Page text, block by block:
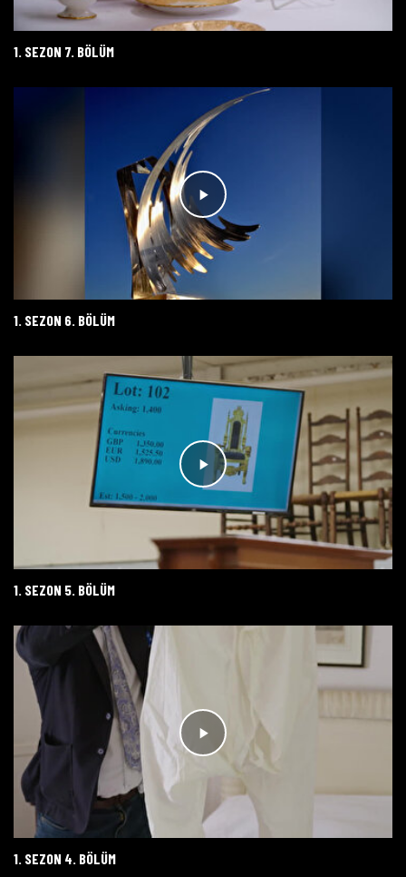
1. SEZON 7. BÖLÜM
1. SEZON 6. BÖLÜM
1. SEZON 5. BÖLÜM
1. SEZON 4. BÖLÜM